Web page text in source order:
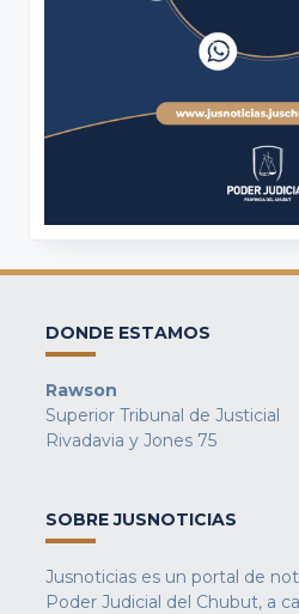
DONDE ESTAMOS
Rawson
Superior Tribunal de Justicial
Rivadavia y Jones 75
SOBRE JUSNOTICIAS
Jusnoticias es un portal de
Poder Judicial del Chubut, a